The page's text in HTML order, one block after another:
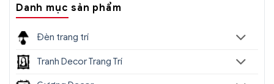
Danh mục sản phẩm
Đèn trang trí
Tranh Decor Trang Trí